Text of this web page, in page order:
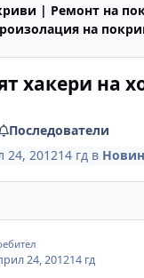
| Ремонт на
на
хакери на
Последователи
24, 201214 гд в
24, 201214 гд